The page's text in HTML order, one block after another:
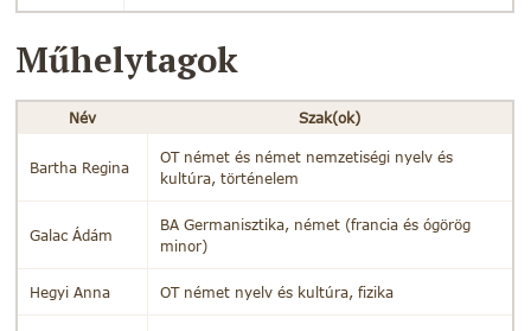
Műhelytagok
Név Szak(ok)
Bartha Regina
OT német és német nemzetiségi nyelv és
kultúra, történelem
Galac Ádám
BA Germanisztika, német (francia és ógörög
minor)
Hegyi Anna OT német nyelv és kultúra, fizika